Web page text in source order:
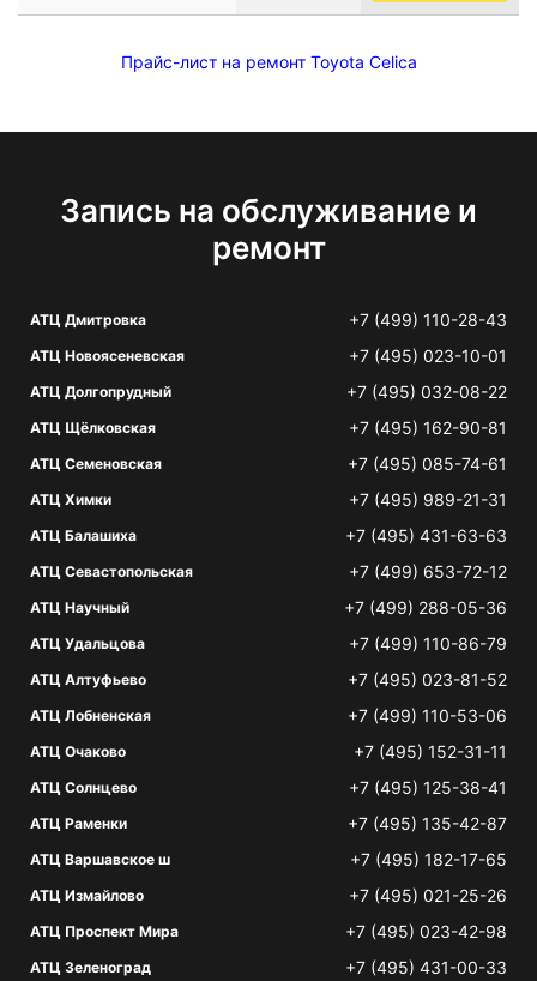
Прайс-лист на ремонт Toyota Celica
Запись на обслуживание и
ремонт
АТЦ Дмитровка +7 (499) 110-28-43
АТЦ Новоясеневская +7 (495) 023-10-01
АТЦ Долгопрудный +7 (495) 032-08-22
АТЦ Щёлковская +7 (495) 162-90-81
АТЦ Семеновская +7 (495) 085-74-61
АТЦ Химки +7 (495) 989-21-31
АТЦ Балашиха +7 (495) 431-63-63
АТЦ Севастопольская +7 (499) 653-72-12
АТЦ Научный +7 (499) 288-05-36
АТЦ Удальцова +7 (499) 110-86-79
АТЦ Алтуфьево +7 (495) 023-81-52
АТЦ Лобненская +7 (499) 110-53-06
АТЦ Очаково +7 (495) 152-31-11
АТЦ Солнцево +7 (495) 125-38-41
АТЦ Раменки +7 (495) 135-42-87
АТЦ Варшавское ш +7 (495) 182-17-65
АТЦ Измайлово +7 (495) 021-25-26
АТЦ Проспект Мира +7 (495) 023-42-98
АТЦ Зеленоград +7 (495) 431-00-33